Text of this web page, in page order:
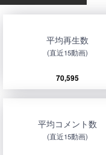
平均再生数
(直近15動画)
70,595
平均コメント数
(直近15動画)